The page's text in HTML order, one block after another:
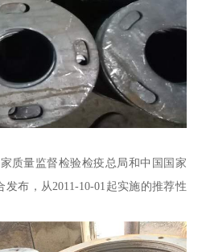
质量监督检验检疫总局和中国国家
发布，从2011-10-01起实施的推荐性